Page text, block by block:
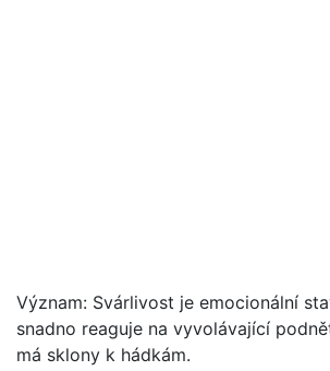
Význam: Svárlivost je emocionální
snadno reaguje na vyvolávající
má sklony k hádkám.